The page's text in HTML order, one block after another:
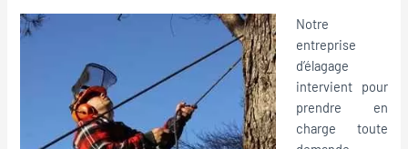
Notre
entreprise
d’élagage
intervient pour
prendre en
charge toute